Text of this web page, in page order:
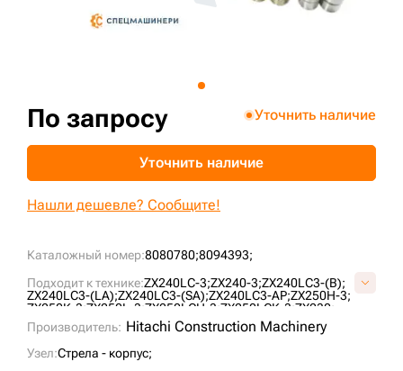
Каталожный номер:8080780;8094393;
Подходит к технике:ZX240LC-3;ZX240-3;ZX240LC3-(B);
ZX240LC3-(LA);ZX240LC3-(SA);ZX240LC3-AP;ZX250H-3;
ZX250K-3;ZX250L-3;ZX250LCH-3;ZX250LCK-3;ZX230;
ZX230LC;
ZX230LCLA; ZX230LCSA;ZX240H;ZX240LCH;
ZX240LCK;ZX270-3;ZX270LC-3;ZX270;ZX270LC;
ZX280L-3;
Производитель: Hitachi Construction Machinery
Узел:Стрела - корпус;
По запросу Уточнить наличие
Уточнить наличие
Нашли дешевле? Сообщите!
+7 (499) 394-50-93